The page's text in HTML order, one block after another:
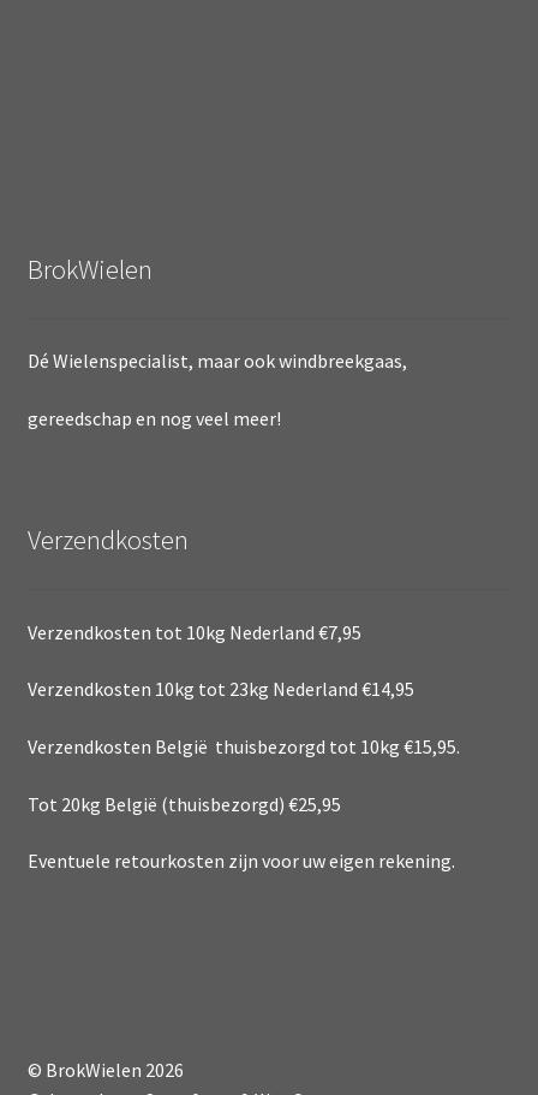
BrokWielen
Dé Wielenspecialist, maar ook windbreekgaas,
gereedschap en nog veel meer!
Verzendkosten
Verzendkosten tot 10kg Nederland €7,95
Verzendkosten 10kg tot 23kg Nederland €14,95
Verzendkosten België thuisbezorgd tot 10kg €15,95.
Tot 20kg België (thuisbezorgd) €25,95
Eventuele retourkosten zijn voor uw eigen rekening.
© BrokWielen 2026